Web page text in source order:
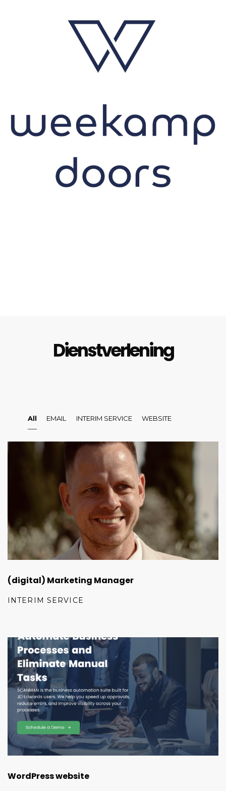
Dienstverlening
All EMAIL INTERIM SERVICE WEBSITE
(digital) Marketing Manager
INTERIM SERVICE
WordPress website